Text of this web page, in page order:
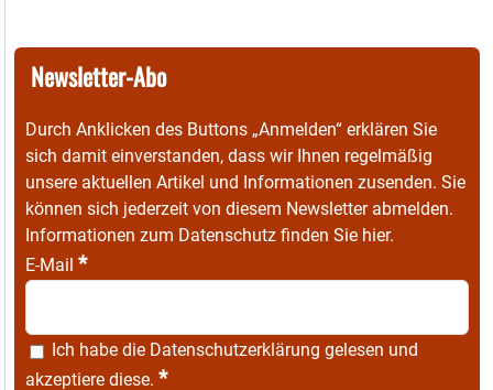
Newsletter-Abo
Durch Anklicken des Buttons „Anmelden“ erklären Sie
sich damit einverstanden, dass wir Ihnen regelmäßig
unsere aktuellen Artikel und Informationen zusenden. Sie
können sich jederzeit von diesem Newsletter abmelden.
Informationen zum Datenschutz finden Sie hier.
E-Mail *
Ich habe die Datenschutzerklärung gelesen und
akzeptiere diese. *